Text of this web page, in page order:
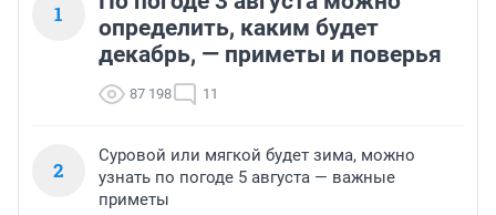
1
определить, каким будет
декабрь, — приметы и поверья
87 198 11
2
Суровой или мягкой будет зима, можно
узнать по погоде 5 августа — важные
приметы